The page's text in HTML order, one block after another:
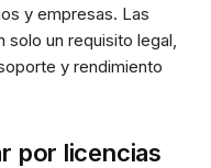
y empresas. Las
solo un requisito legal,
y rendimiento
por licencias